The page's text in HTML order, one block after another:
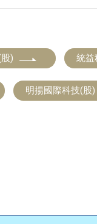
) 統益
明揚國際科技(股)